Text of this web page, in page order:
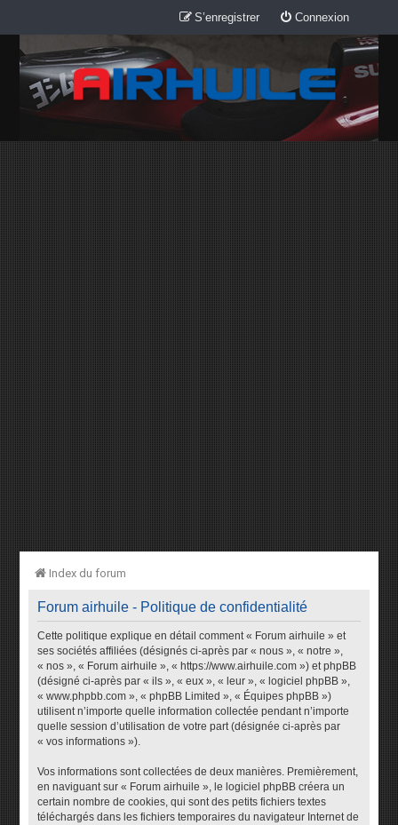
Connexion
S’enregistrer
Index du forum
Forum airhuile - Politique de confidentialité
Cette politique explique en détail comment « Forum airhuile » et
ses sociétés affiliées (désignés ci-après par « nous », « notre »,
« nos », « Forum airhuile », « https://www.airhuile.com ») et phpBB
(désigné ci-après par « ils », « eux », « leur », « logiciel phpBB »,
« www.phpbb.com », « phpBB Limited », « Équipes phpBB »)
utilisent n’importe quelle information collectée pendant n’importe
quelle session d’utilisation de votre part (désignée ci-après par
« vos informations »).
Vos informations sont collectées de deux manières. Premièrement,
en naviguant sur « Forum airhuile », le logiciel phpBB créera un
certain nombre de cookies, qui sont des petits fichiers textes
téléchargés dans les fichiers temporaires du navigateur Internet de